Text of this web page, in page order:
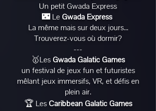
Un petit Gwada Express
🌃 Le Gwada Express
La même mais sur deux jours...
Trouverez-vous où dormir?
---
🥇Les Gwada Galatic Games
un festival de jeux fun et futuristes
mêlant jeux immersifs, VR, et défis en
plein air.
🏆 Les Caribbean Galatic Games